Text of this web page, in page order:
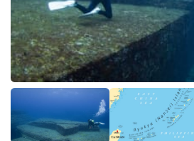
TV Program
Časopis
Sledujte prima+
Přihlášení